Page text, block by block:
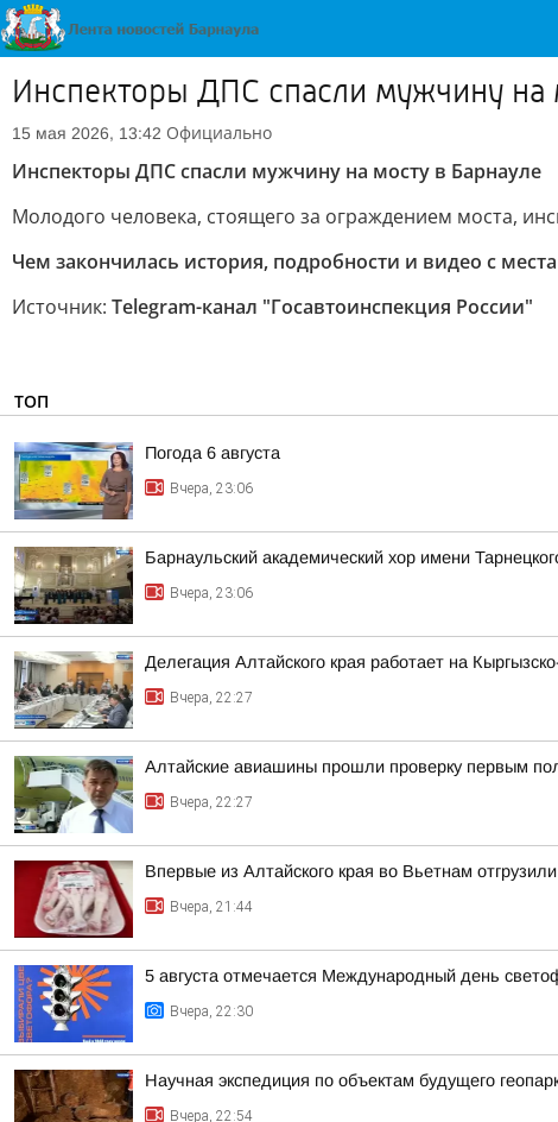
Инспекторы ДПС спасли мужчину на
15 мая 2026, 13:42 Официально
Инспекторы ДПС спасли мужчину на мосту в Барнауле
Молодого человека, стоящего за ограждением моста,
Чем закончилась история, подробности и видео с
Источник: Telegram-канал "Госавтоинспекция России"
ТОП
Погода 6 августа
Вчера, 23:06
Барнаульский академический хор имени
Вчера, 23:06
Делегация Алтайского края работает на
Вчера, 22:27
Алтайские авиашины прошли проверку первым
Вчера, 22:27
Впервые из Алтайского края во Вьетнам
Вчера, 21:44
5 августа отмечается Международный день
Вчера, 22:30
Научная экспедиция по объектам будущего
Вчера, 22:54